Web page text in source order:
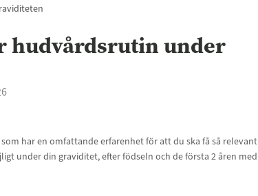
hudvårdsrutin under
har en omfattande erfarenhet för att du ska få så relevant
under din graviditet, efter födseln och de första 2 åren med